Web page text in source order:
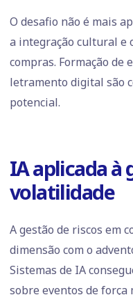
O desafio não é mais
a integração cultural e
compras. Formação
letramento digital são
potencial.
IA aplicada à
volatilidade
A gestão de riscos em
dimensão com o
Sistemas de IA
sobre eventos de força